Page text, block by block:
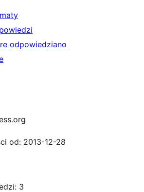
odpowiedziano
od: 2013-12-28
3